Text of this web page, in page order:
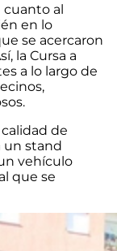
cuanto al
en lo
se acercaron
la Cursa a
a lo largo de
de
un stand
vehículo
que se